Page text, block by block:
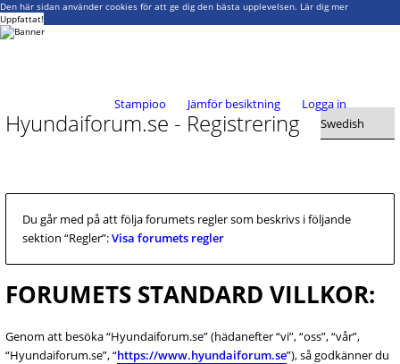
Den här sidan använder cookies för att ge dig den bästa upplevelsen. Lär dig mer
Uppfattat!
Stampioo Jämför besiktning Logga in
Hyundaiforum.se - Registrering
Du går med på att följa forumets regler som beskrivs i följande
sektion “Regler”:Visa forumets regler
FORUMETS STANDARD VILLKOR:
Genom att besöka “Hyundaiforum.se” (hädanefter “vi”, “oss”, “vår”,
“Hyundaiforum.se”, “https://www.hyundaiforum.se”), så godkänner du